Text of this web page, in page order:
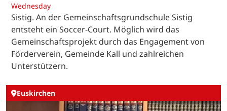
Wednesday
Sistig. An der Gemeinschaftsgrundschule Sistig
entsteht ein Soccer-Court. Möglich wird das
Gemeinschaftsprojekt durch das Engagement von
Förderverein, Gemeinde Kall und zahlreichen
Unterstützern.
Euskirchen